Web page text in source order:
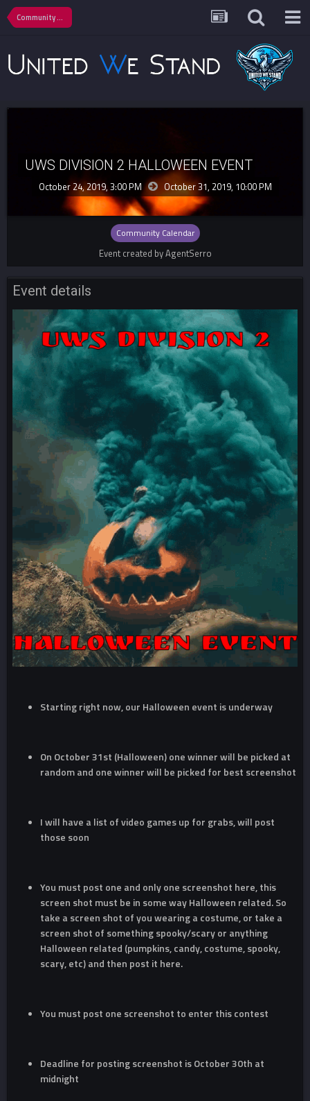
Community Calendar
UWS DIVISION 2 HALLOWEEN EVENT
October 24, 2019, 3:00 PM October 31, 2019, 10:00 PM
Community Calendar
Event created by AgentSerro
Event details
Starting right now, our Halloween event is underway
On October 31st (Halloween) one winner will be picked at
random and one winner will be picked for best screenshot
I will have a list of video games up for grabs, will post
those soon
You must post one and only one screenshot here, this
screen shot must be in some way Halloween related. So
take a screen shot of you wearing a costume, or take a
screen shot of something spooky/scary or anything
Halloween related (pumpkins, candy, costume, spooky,
scary, etc) and then post it here.
You must post one screenshot to enter this contest
Deadline for posting screenshot is October 30th at
midnight